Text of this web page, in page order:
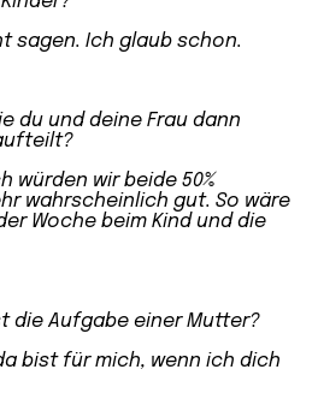
sagen. Ich glaub schon.
du und deine Frau dann
würden wirbeide 50%
wahrscheinlich gut. So wäre
Woche beim Kind unddie
die Aufgabe einer Mutter?
bist für mich, wenn ich dich